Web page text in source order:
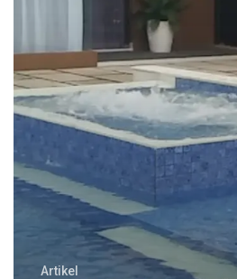
GREEN
Artikel